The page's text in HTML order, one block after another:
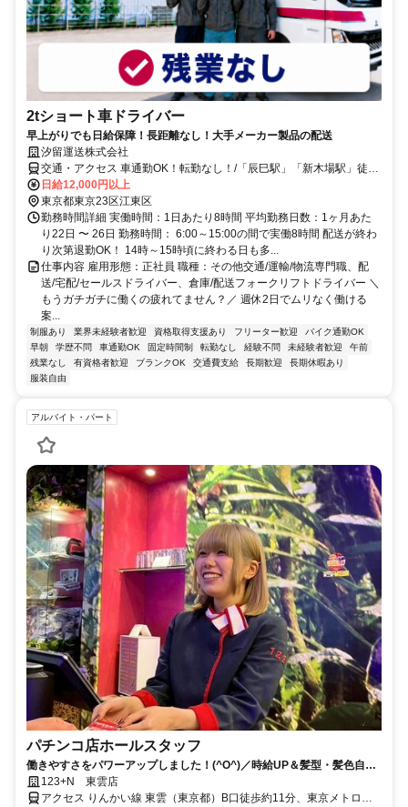
2tショート車ドライバー
早上がりでも日給保障！長距離なし！大手メーカー製品の配送
汐留運送株式会社
交通・アクセス 車通勤OK！転勤なし！/「辰巳駅」「新木場駅」徒歩
10分
日給12,000円以上
東京都東京23区江東区
勤務時間詳細 実働時間：1日あたり8時間 平均勤務日数：1ヶ月あた
り22日 〜 26日 勤務時間： 6:00～15:00の間で実働8時間 配送が終わ
り次第退勤OK！ 14時～15時頃に終わる日も多...
仕事内容 雇用形態：正社員 職種：その他交通/運輸/物流専門職、配
送/宅配/セールスドライバー、倉庫/配送フォークリフトドライバー ＼
もうガチガチに働くの疲れてません？／ 週休2日でムリなく働ける
案...
制服あり 業界未経験者歓迎 資格取得支援あり フリーター歓迎
バイク通勤OK
早朝
学歴不問 車通勤OK 固定時間制 転勤なし 経験不問 未経験者歓迎
午前
残業なし
有資格者歓迎 ブランクOK 交通費支給 長期歓迎
長期休暇あり
服装自由
アルバイト・パート
パチンコ店ホールスタッフ
働きやすさをパワーアップしました！(^O^)／時給UP＆髪型・髪色自由
★ネイルもOK♪
123+N 東雲店
アクセス りんかい線 東雲（東京都）B口徒歩約11分、東京メトロ有